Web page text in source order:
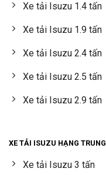
Xe tải Isuzu 1.4 tấn
Xe tải Isuzu 1.9 tấn
Xe tải Isuzu 2.4 tấn
Xe tải Isuzu 2.5 tấn
Xe tải Isuzu 2.9 tấn
XE TẢI ISUZU HẠNG TRUNG
Xe tải Isuzu 3 tấn